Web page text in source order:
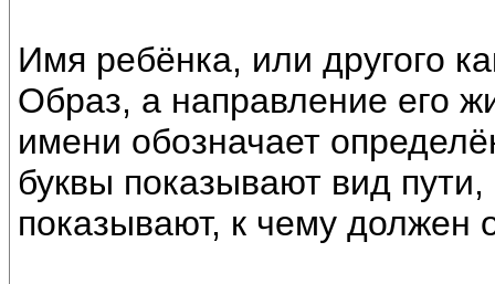
Имя ребёнка, или другого
Образ, а направление его
имени обозначает
буквы показывают вид
показывают, к чему должен